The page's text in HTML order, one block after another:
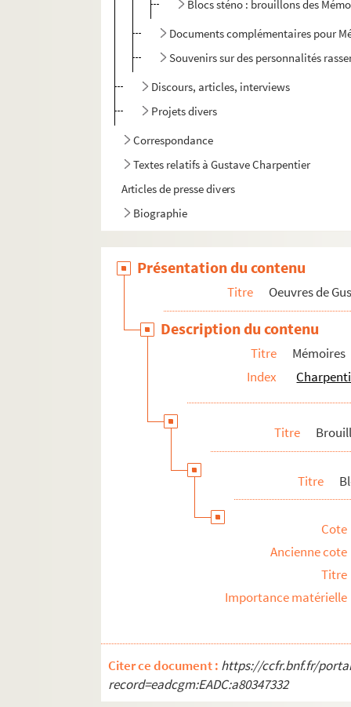
Blocs sténo : brouillons des
Documents complémentaires pour
Souvenirs sur des personnalités
Discours, articles, interviews
Projets divers
Correspondance
Textes relatifs à Gustave Charpentier
Articles de presse divers
Biographie
Présentation du contenu
Titre Oeuvres de
Description du contenu
Titre
Mémoires
Index
Titre
Titre
Cote
Ancienne cote
Titre
Importance matérielle
Citer ce document : https://ccfr.bnf.fr/
record=eadcgm:EADC:a80347332